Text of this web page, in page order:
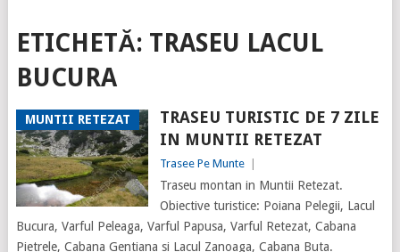
ETICHETĂ: TRASEU LACUL
BUCURA
MUNTII RETEZAT
TRASEU TURISTIC DE 7 ZILE
IN MUNTII RETEZAT
Trasee Pe Munte
Traseu montan in Muntii Retezat.
Obiective turistice: Poiana Pelegii, Lacul
Bucura, Varful Peleaga, Varful Papusa, Varful Retezat, Cabana
Pietrele, Cabana Gentiana si Lacul Zanoaga, Cabana Buta.